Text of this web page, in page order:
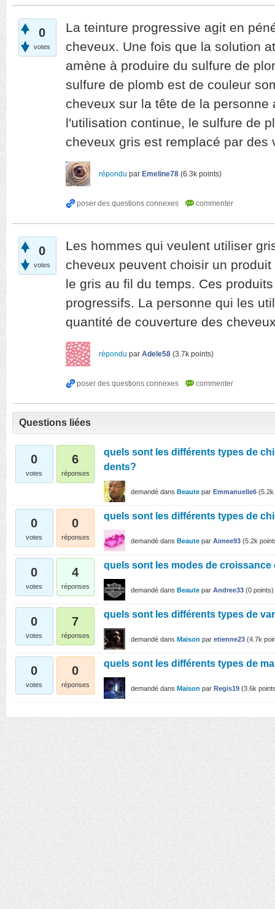
0
votes
La teinture progressive agit en
cheveux. Une fois que la solution
amène à produire du sulfure de
sulfure de plomb est de couleur
cheveux sur la tête de la personne
l'utilisation continue, le sulfure de
cheveux gris est remplacé par des
répondu par Emeline78 (6.3k points)
0
votes
Les hommes qui veulent utiliser
cheveux peuvent choisir un
le gris au fil du temps. Ces
progressifs. La personne qui les
quantité de couverture des
répondu par Adele58 (3.7k points)
Questions liées
0
votes
6
réponses
quels sont les différents types de
dents?
demandé dans Beaute par Emmanuelle6 (5.2k
0
votes
0
réponses
quels sont les différents types de
demandé dans Beaute par Aimee93 (5.2k
0
votes
4
réponses
quels sont les modes de croissance
demandé dans Beaute par Andree33 (0 points)
0
votes
7
réponses
quels sont les différents types de
demandé dans Maison par etienne23 (4.7k
0
votes
0
réponses
quels sont les différents types de
demandé dans Maison par Regis19 (3.6k